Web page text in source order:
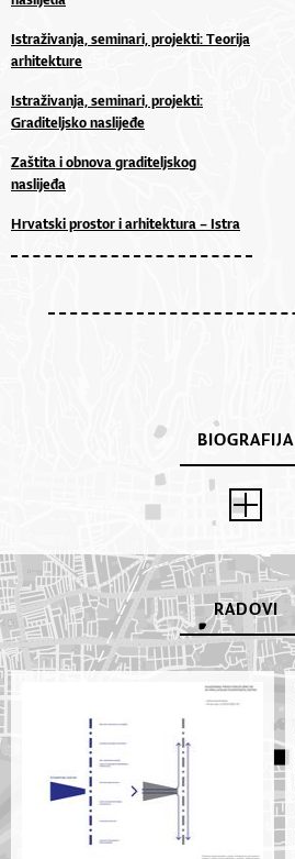
Istraživanja, seminari, projekti: Teorija
arhitekture
Istraživanja, seminari, projekti:
Graditeljsko naslijeđe
Zaštita i obnova graditeljskog
naslijeđa
Hrvatski prostor i arhitektura – Istra
BIOGRAFIJA
RADOVI